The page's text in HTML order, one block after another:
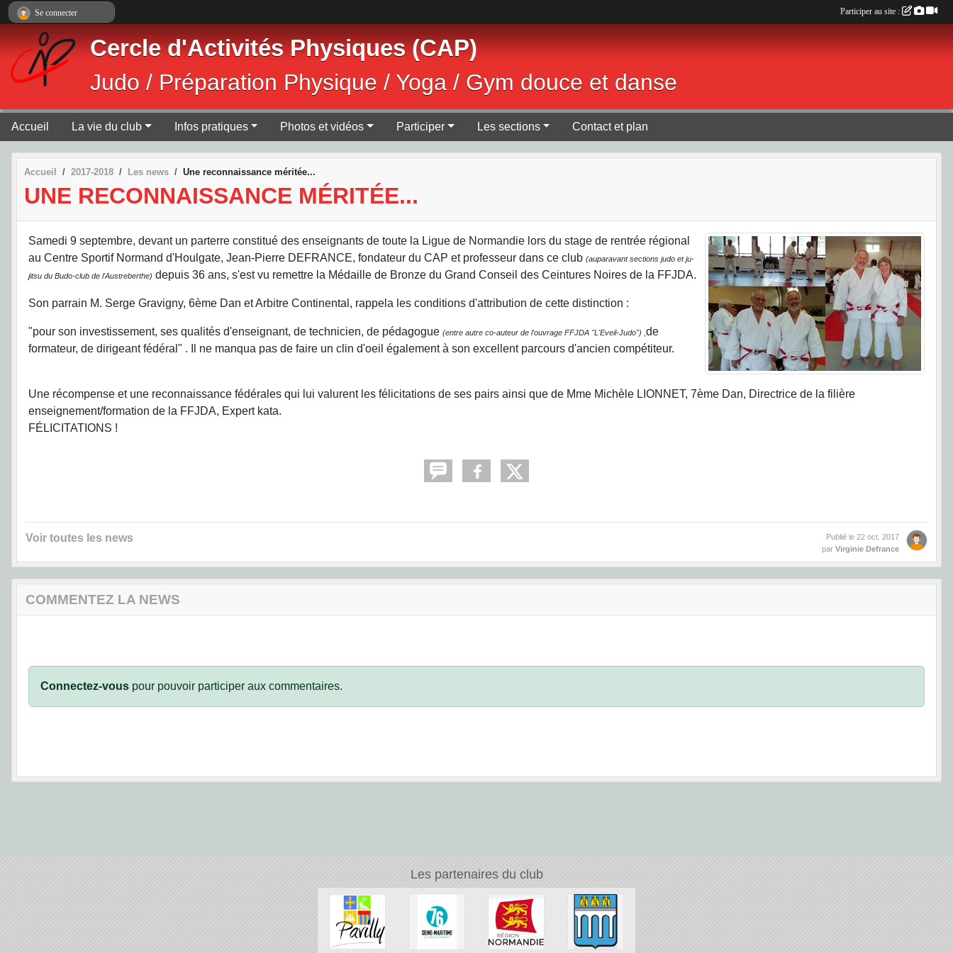
Cercle d'Activités Physiques (CAP)
Judo / Préparation Physique / Yoga / Gym douce et danse
Accueil La vie du club Infos pratiques Photos et vidéos Participer Les sections Contact et plan
Accueil 2017-2018 Les news Une reconnaissance méritée...
UNE RECONNAISSANCE MÉRITÉE...
Samedi 9 septembre, devant un parterre constitué des enseignants de toute la Ligue de Normandie lors du stage de rentrée régional
au Centre Sportif Normand d'Houlgate, Jean-Pierre DEFRANCE, fondateur du CAP et professeur dans ce club (auparavant sections judo et ju-
jitsu du Budo-club de l'Austreberthe) depuis 36 ans, s'est vu remettre la Médaille de Bronze du Grand Conseil des Ceintures Noires de la FFJDA.
Son parrain M. Serge Gravigny, 6ème Dan et Arbitre Continental, rappela les conditions d'attribution de cette distinction :
"pour son investissement, ses qualités d'enseignant, de technicien, de pédagogue (entre autre co-auteur de l'ouvrage FFJDA "L'Eveil-Judo") de
formateur, de dirigeant fédéral" . Il ne manqua pas de faire un clin d'oeil également à son excellent parcours d'ancien compétiteur.
Une récompense et une reconnaissance fédérales qui lui valurent les félicitations de ses pairs ainsi que de Mme Michèle LIONNET, 7ème Dan, Directrice de la filière
enseignement/formation de la FFJDA, Expert kata.
FÉLICITATIONS !
Voir toutes les news Publié le 22 oct. 2017
par Virginie Defrance
COMMENTEZ LA NEWS
Connectez-vous pour pouvoir participer aux commentaires.
Les partenaires du club
Se connecter Participer au site :
Panneau de gestion des cookies